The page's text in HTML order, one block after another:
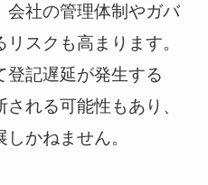
会社の管理体制やガバ
スクも高まります。
登記遅延が発生する
れる可能性もあり、
かねません。